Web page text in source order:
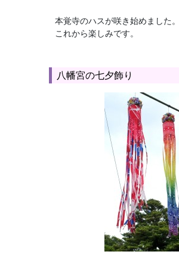
本覚寺のハスが咲き始めました。
これから楽しみです。
八幡宮の七夕飾り